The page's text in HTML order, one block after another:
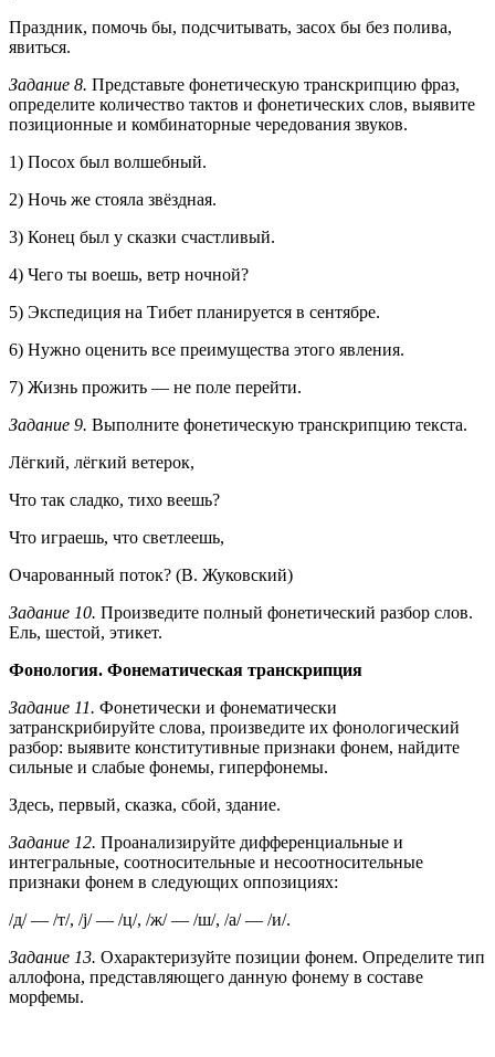
Праздник, помочь бы, подсчитывать, засох бы без полива,
явиться.
Задание 8. Представьте фонетическую транскрипцию фраз,
определите количество тактов и фонетических слов, выявите
позиционные и комбинаторные чередования звуков.
1) Посох был волшебный.
2) Ночь же стояла звёздная.
3) Конец был у сказки счастливый.
4) Чего ты воешь, ветр ночной?
5) Экспедиция на Тибет планируется в сентябре.
6) Нужно оценить все преимущества этого явления.
7) Жизнь прожить — не поле перейти.
Задание 9. Выполните фонетическую транскрипцию текста.
Лёгкий, лёгкий ветерок,
Что так сладко, тихо веешь?
Что играешь, что светлеешь,
Очарованный поток? (В. Жуковский)
Задание 10. Произведите полный фонетический разбор слов.
Ель, шестой, этикет.
Фонология. Фонематическая транскрипция
Задание 11. Фонетически и фонематически
затранскрибируйте слова, произведите их фонологический
разбор: выявите конститутивные признаки фонем, найдите
сильные и слабые фонемы, гиперфонемы.
Здесь, первый, сказка, сбой, здание.
Задание 12. Проанализируйте дифференциальные и
интегральные, соотносительные и несоотносительные
признаки фонем в следующих оппозициях:
/д/ — /т/, /j/ — /ц/, /ж/ — /ш/, /а/ — /и/.
Задание 13. Охарактеризуйте позиции фонем. Определите тип
аллофона, представляющего данную фонему в составе
морфемы.